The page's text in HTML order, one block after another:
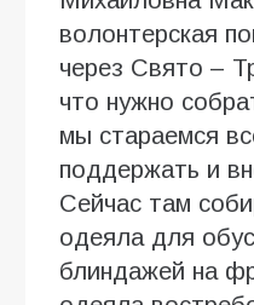
волонтерская
через Свято –
что нужно
мы стараемся
поддержать и
Сейчас там
одеяла для
блиндажей на